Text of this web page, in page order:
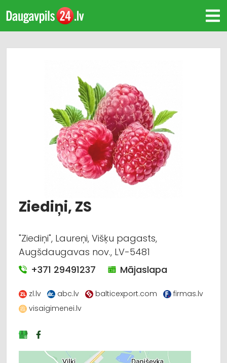
Ziediņi, ZS
"Ziediņi", Laureņi, Višķu pagasts,
Augšdaugavas nov., LV-5481
+371 29491237
Mājaslapa
zl.lv abc.lv balticexport.com
firmas.lv
visaigimenei.lv